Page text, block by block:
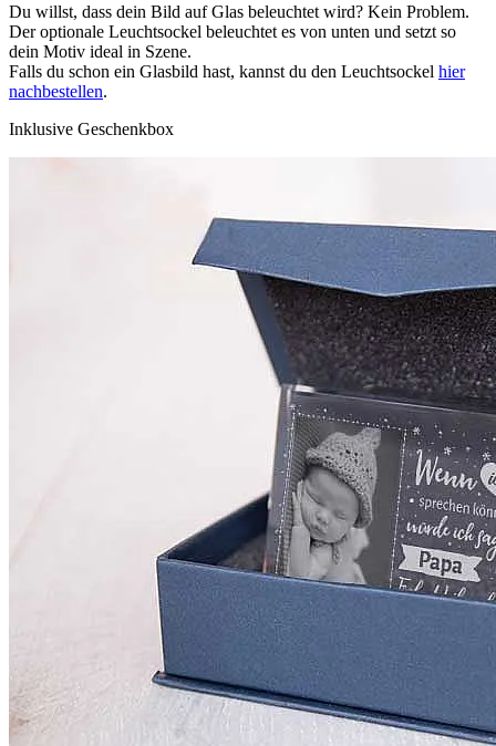
Du willst, dass dein Bild auf Glas beleuchtet wird? Kein Problem.
Der optionale Leuchtsockel beleuchtet es von unten und setzt so
dein Motiv ideal in Szene.
Falls du schon ein Glasbild hast, kannst du den Leuchtsockel hier
nachbestellen.
Inklusive Geschenkbox